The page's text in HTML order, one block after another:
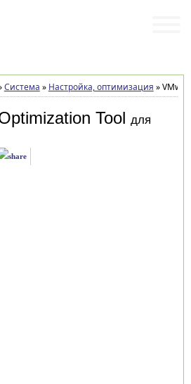
Система » Настройка, оптимизация »
Tool для